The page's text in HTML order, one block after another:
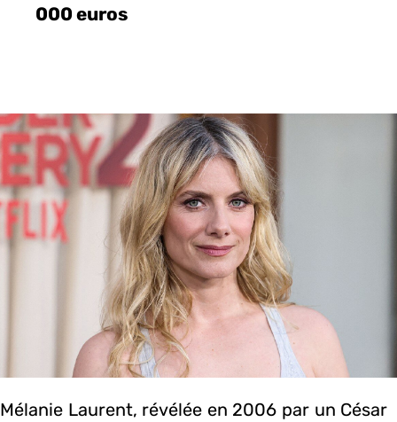
000 euros
Mélanie Laurent, révélée en 2006 par un César